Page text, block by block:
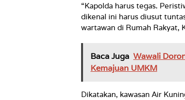
“Kapolda harus tegas.
dikenal ini harus diusut
wartawan di Rumah Rakyat,
Baca Juga Wawali
Kemajuan UMKM
Dikatakan, kawasan Air